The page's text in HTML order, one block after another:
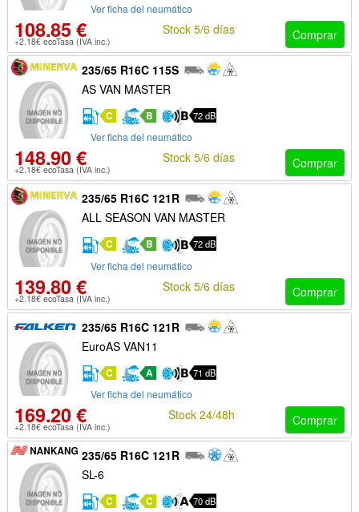
Ver ficha del neumático
108.85 €
+2.18€ ecoTasa (IVA inc.) Comprar
Stock 5/6 días
235/65 R16C 115S
AS VAN MASTER
C B 72 dB
Ver ficha del neumático
148.90 €
+2.18€ ecoTasa (IVA inc.) Comprar
Stock 5/6 días
235/65 R16C 121R
ALL SEASON VAN MASTER
C B 72 dB
Ver ficha del neumático
139.80 €
+2.18€ ecoTasa (IVA inc.) Comprar
Stock 5/6 días
235/65 R16C 121R
EuroAS VAN11
C A 71 dB
Ver ficha del neumático
169.20 €
+2.18€ ecoTasa (IVA inc.) Comprar
Stock 24/48h
235/65 R16C 121R
SL-6
C C 70 dB